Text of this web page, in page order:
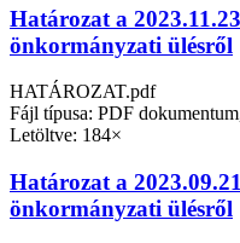
Határozat a
önkormányzati ülésről
HATÁROZAT.pdf
Fájl típusa: PDF
Letöltve: 184×
Határozat a
önkormányzati ülésről